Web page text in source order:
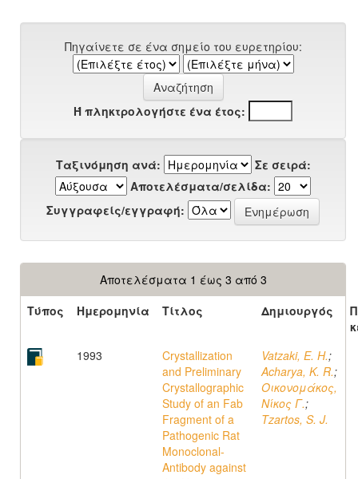
Πηγαίνετε σε ένα σημείο του ευρετηρίου:
Ή πληκτρολογήστε ένα έτος:
Ταξινόμηση ανά:
Σε σειρά:
Αποτελέσματα/σελίδα:
Συγγραφείς/εγγραφή:
Αποτελέσματα 1 έως 3 από 3
Τύπος
Ημερομηνία Τίτλος Δημιουργός
1993
Crystallization
and Preliminary
Crystallographic
Study of an Fab
Fragment of a
Pathogenic Rat
Monoclonal-
Antibody against
Vatzaki, E. H.;
Acharya, K. R.;
Οικονομάκος,
Νίκος Γ.;
Tzartos, S. J.